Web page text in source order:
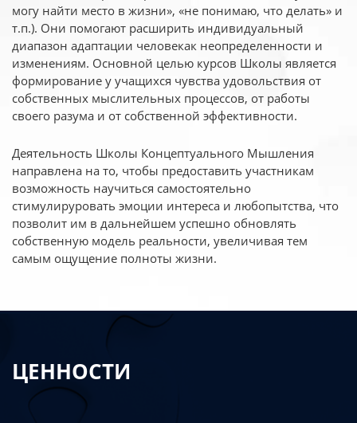
могу найти место в жизни», «не понимаю, что делать» и
т.п.). Они помогают расширить индивидуальный
диапазон адаптации человекак неопределенности и
изменениям. Основной целью курсов Школы является
формирование у учащихся чувства удовольствия от
собственных мыслительных процессов, от работы
своего разума и от собственной эффективности.
Деятельность Школы Концептуального Мышления
направлена на то, чтобы предоставить участникам
возможность научиться самостоятельно
стимулируровать эмоции интереса и любопытства, что
позволит им в дальнейшем успешно обновлять
собственную модель реальности, увеличивая тем
самым ощущение полноты жизни.
ЦЕННОСТИ